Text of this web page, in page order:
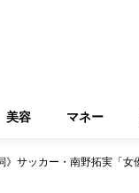
美容 マネー